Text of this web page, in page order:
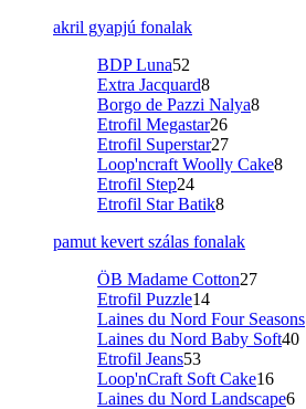
akril gyapjú fonalak
BDP Luna52
Extra Jacquard8
Borgo de Pazzi Nalya8
Etrofil Megastar26
Etrofil Superstar27
Loop'ncraft Woolly Cake8
Etrofil Step24
Etrofil Star Batik8
pamut kevert szálas fonalak
ÖB Madame Cotton27
Etrofil Puzzle14
Laines du Nord Four Seasons
Laines du Nord Baby Soft40
Etrofil Jeans53
Loop'nCraft Soft Cake16
Laines du Nord Landscape6